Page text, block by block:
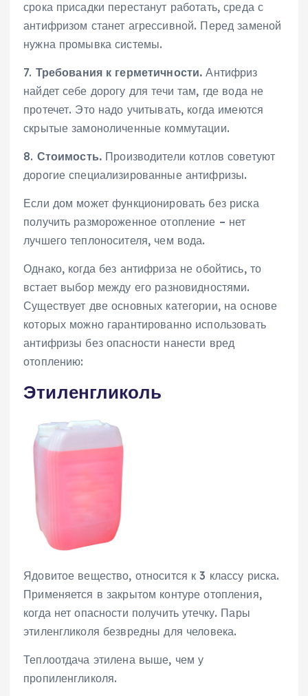
срока присадки перестанут работать, среда с
антифризом станет агрессивной. Перед заменой
нужна промывка системы.
7. Требования к герметичности. Антифриз
найдет себе дорогу для течи там, где вода не
протечет. Это надо учитывать, когда имеются
скрытые замоноличенные коммутации.
8. Стоимость.Производители котлов советуют
дорогие специализированные антифризы.
Если дом может функционировать без риска
получить размороженное отопление – нет
лучшего теплоносителя, чем вода.
Однако, когда без антифриза не обойтись, то
встает выбор между его разновидностями.
Существует две основных категории, на основе
которых можно гарантированно использовать
антифризы без опасности нанести вред
отоплению:
Этиленгликоль
Ядовитое вещество, относится к 3 классу риска.
Применяется в закрытом контуре отопления,
когда нет опасности получить утечку. Пары
этиленгликоля безвредны для человека.
Теплоотдача этилена выше, чем у
пропиленгликоля.